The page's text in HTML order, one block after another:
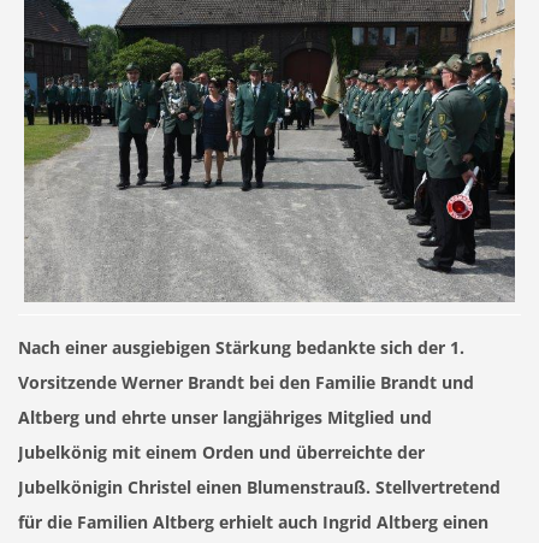
Nach einer ausgiebigen Stärkung bedankte sich der 1.
Vorsitzende Werner Brandt bei den Familie Brandt und
Altberg und ehrte unser langjähriges Mitglied und
Jubelkönig mit einem Orden und überreichte der
Jubelkönigin Christel einen Blumenstrauß. Stellvertretend
für die Familien Altberg erhielt auch Ingrid Altberg einen